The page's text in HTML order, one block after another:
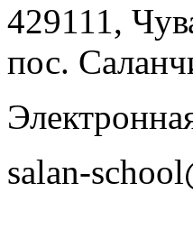
429111,
пос.
salan-